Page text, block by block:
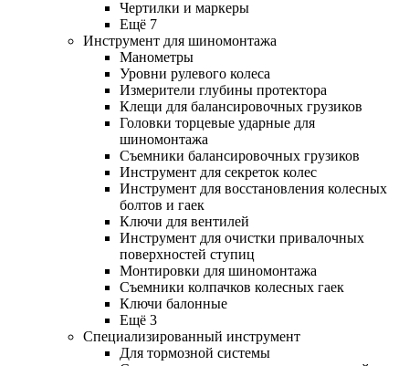
Чертилки и маркеры
Ещё 7
Инструмент для шиномонтажа
Манометры
Уровни рулевого колеса
Измерители глубины протектора
Клещи для балансировочных грузиков
Головки торцевые ударные для
шиномонтажа
Съемники балансировочных грузиков
Инструмент для секреток колес
Инструмент для восстановления колесных
болтов и гаек
Ключи для вентилей
Инструмент для очистки привалочных
поверхностей ступиц
Монтировки для шиномонтажа
Съемники колпачков колесных гаек
Ключи балонные
Ещё 3
Специализированный инструмент
Для тормозной системы